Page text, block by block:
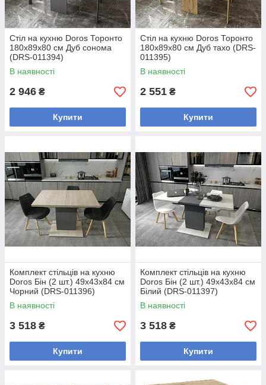
Стіл на кухню Doros Торонто
180х89х80 см Дуб сонома
(DRS-011394)
В наявності
2 946 ₴
Купити
Стіл на кухню Doros Торонто
180х89х80 см Дуб тахо (DRS-
011395)
В наявності
2 551 ₴
Купити
Комплект стільців на кухню
Doros Бін (2 шт.) 49х43х84 см
Чорний (DRS-011396)
В наявності
3 518 ₴
Купити
Комплект стільців на кухню
Doros Бін (2 шт.) 49х43х84 см
Білий (DRS-011397)
В наявності
3 518 ₴
Купити